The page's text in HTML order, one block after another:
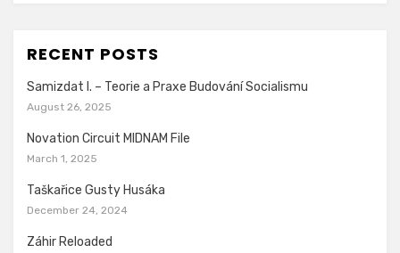
RECENT POSTS
Samizdat I. – Teorie a Praxe Budování Socialismu
August 26, 2025
Novation Circuit MIDNAM File
March 1, 2025
Taškařice Gusty Husáka
December 24, 2024
Záhir Reloaded